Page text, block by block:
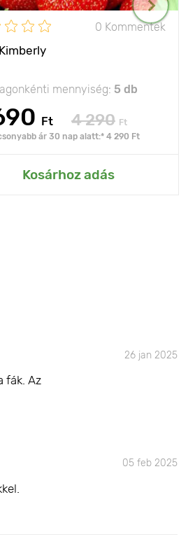
0 Kommentek
mennyiség: 5 db
Ft 4 290 Ft
ár 30 nap alatt:* 4 290 Ft
Kosárhoz adás
26 jan 2025
fák. Az
05 feb 2025